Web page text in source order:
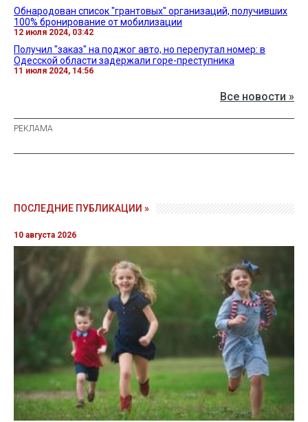
Обнародован список "грантовых" организаций, получивших
100% бронирование от мобилизации
12 июля 2024, 03:42
Получил "заказ" на поджог авто, но перепутал номер: в
Одесской области задержали горе-преступника
11 июля 2024, 14:56
Все новости »
ПОСЛЕДНИЕ ПУБЛИКАЦИИ »
10 августа 2026